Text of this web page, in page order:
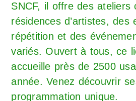
SNCF, il offre des ateliers
résidences d’artistes, des
répétition et des
variés. Ouvert à tous, ce
accueille près de 2500
année. Venez découvrir
programmation unique.